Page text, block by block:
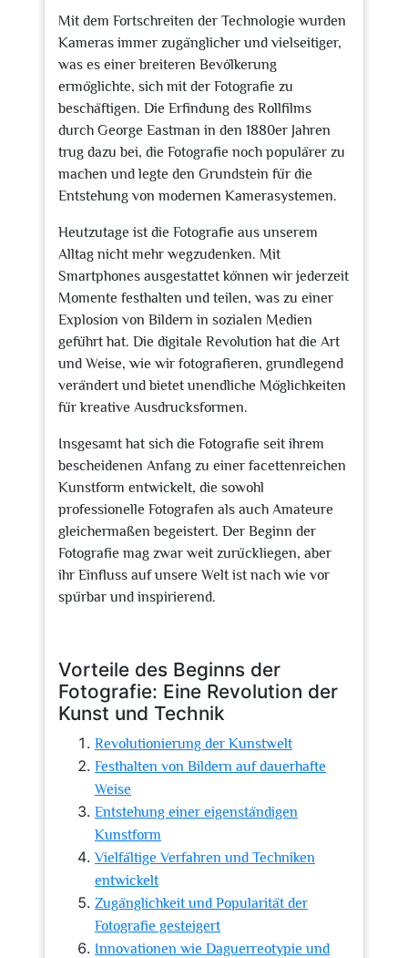
Mit dem Fortschreiten der Technologie wurden
Kameras immer zugänglicher und vielseitiger,
was es einer breiteren Bevölkerung
ermöglichte, sich mit der Fotografie zu
beschäftigen. Die Erfindung des Rollfilms
durch George Eastman in den 1880er Jahren
trug dazu bei, die Fotografie noch populärer zu
machen und legte den Grundstein für die
Entstehung von modernen Kamerasystemen.
Heutzutage ist die Fotografie aus unserem
Alltag nicht mehr wegzudenken. Mit
Smartphones ausgestattet können wir jederzeit
Momente festhalten und teilen, was zu einer
Explosion von Bildern in sozialen Medien
geführt hat. Die digitale Revolution hat die Art
und Weise, wie wir fotografieren, grundlegend
verändert und bietet unendliche Möglichkeiten
für kreative Ausdrucksformen.
Insgesamt hat sich die Fotografie seit ihrem
bescheidenen Anfang zu einer facettenreichen
Kunstform entwickelt, die sowohl
professionelle Fotografen als auch Amateure
gleichermaßen begeistert. Der Beginn der
Fotografie mag zwar weit zurückliegen, aber
ihr Einfluss auf unsere Welt ist nach wie vor
spürbar und inspirierend.
Vorteile des Beginns der
Fotografie: Eine Revolution der
Kunst und Technik
Revolutionierung der Kunstwelt
Festhalten von Bildern auf dauerhafte
Weise
Entstehung einer eigenständigen
Kunstform
Vielfältige Verfahren und Techniken
entwickelt
Zugänglichkeit und Popularität der
Fotografie gesteigert
Innovationen wie Daguerreotypie und